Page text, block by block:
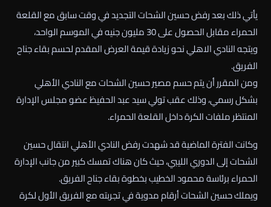
يأتي ذلك بعد رفض حسين الشحات التجديد في وقت سابق مع القلعة
الحمراء مقابل الحصول على 30 مليون جنيه في الموسم الواحد،
ويتجه النادي الاهلي نحو زيادة قيمة العرض المقدم لحسم بقاء جناح
الفريق.
ومن المقرر أن يتم حسم مصير حسين الشحات مع النادي الأهلي
بشكل رسمي، وذلك عقب تولي سيد عبد الحفيظ عضو مجلس الإدارة
المنتظر ملفات الكرة داخل القلعة الحمراء.
وكانت الفترة الماضية قد شهدت رفض النادي الأهلي انتقال حسين
الشحات إلى الدوري الليبي، حيث كان هناك تمسك كبير من جانب الإدارة
الحمراء برئاسة محمود الخطيب بخطوة بقاء جناح الفريق.
ويملك حسين الشحات أرقام مدوية في تجربته مع الفريق الأول لكرة